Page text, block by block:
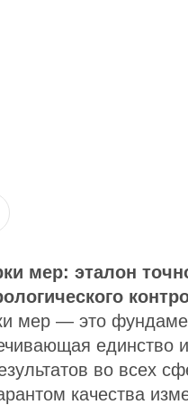
мер: эталон
мер — это
единство
во всех
качества